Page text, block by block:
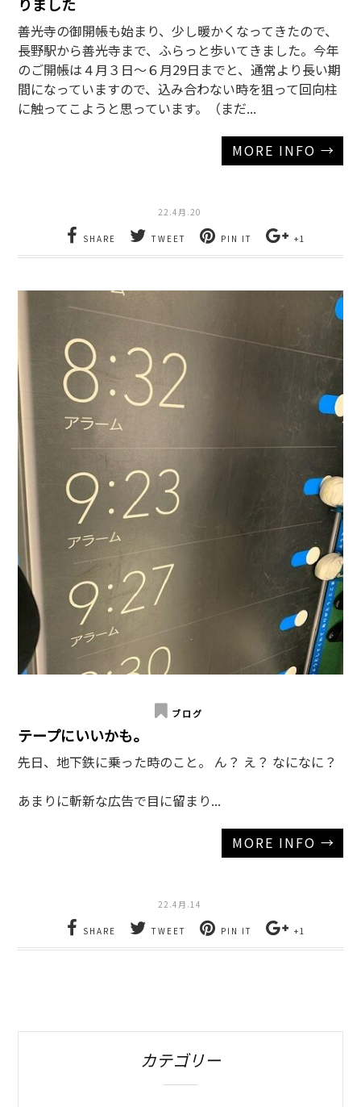
善光寺の御開帳も始まり、少し暖かくなってきたので、
長野駅から善光寺まで、ふらっと歩いてきました。今年
のご開帳は４月３日～６月29日までと、通常より長い期
間になっていますので、込み合わない時を狙って回向柱
に触ってこようと思っています。（まだ...
MORE INFO →
22.4月.20
SHARE TWEET PIN IT +1
ブログ
テープにいいかも。
先日、地下鉄に乗った時のこと。 ん？ え？ なになに？
あまりに斬新な広告で目に留まり...
MORE INFO →
22.4月.14
SHARE TWEET PIN IT +1
カテゴリー